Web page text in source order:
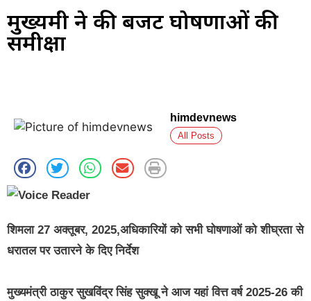
मुख्यमंत्री ने की बजट घोषणाओं की
समीक्षा
himdevnews
All Posts
शिमला 27 अक्तूबर, 2025,अधिकारियों को सभी घोषणाओं को शीघ्रता से
धरातल पर उतारने के दिए निर्देश
मुख्यमंत्री ठाकुर सुखविंद्र सिंह सुक्खू ने आज यहां वित्त वर्ष 2025-26 की